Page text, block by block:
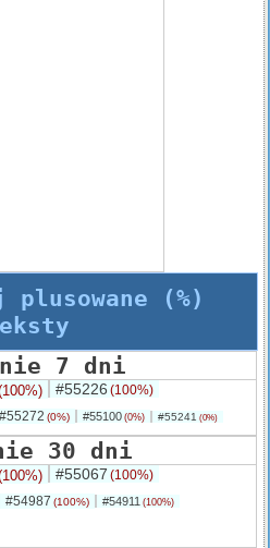
(%)
7 dni
#55226 (100%)
#55272 (0%) #55100 (0%) #55241 (0%)
30 dni
#55067 (100%)
#54987 (100%) #54911 (100%)